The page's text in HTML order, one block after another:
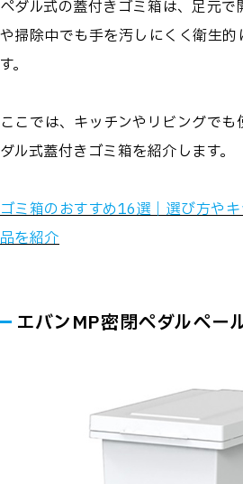
ペダル式の蓋付きゴミ箱は、足元
や掃除中でも手を汚しにくく衛生
す。
ここでは、キッチンやリビングで
ダル式蓋付きゴミ箱を紹介します。
ゴミ箱のおすすめ16選｜選び方や
品を紹介
エバンMP密閉ペダルペー